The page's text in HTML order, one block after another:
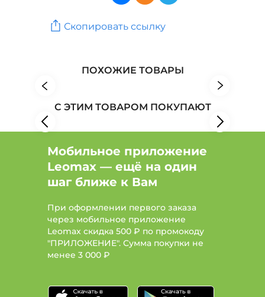
Сервировка: Бренд Доляна
Сервировка: Бренд HOFFBURG
Скопировать ссылку
ПОХОЖИЕ ТОВАРЫ
С ЭТИМ ТОВАРОМ ПОКУПАЮТ
Мобильное приложение
Leomax — ещё на один
шаг ближе к Вам
При оформлении первого заказа
через мобильное приложение
Leomax скидка 500 ₽ по промокоду
"ПРИЛОЖЕНИЕ". Сумма покупки не
менее 3 000 ₽